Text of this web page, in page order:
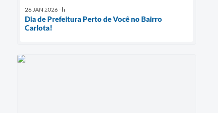
26 JAN 2026 - h
Dia de Prefeitura Perto de Você no Bairro
Carlota!